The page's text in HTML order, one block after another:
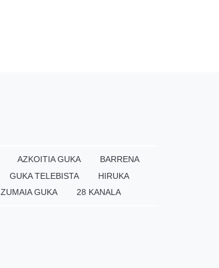
AZKOITIA GUKA
BARRENA
GUKA TELEBISTA
HIRUKA
ZUMAIA GUKA 28 KANALA